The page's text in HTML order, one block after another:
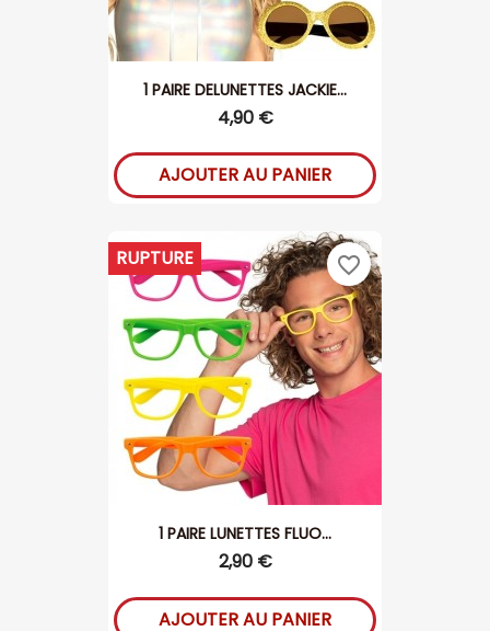
1 PAIRE DELUNETTES JACKIE...
4,90 €
AJOUTER AU PANIER
1 PAIRE LUNETTES FLUO...
2,90 €
RUPTURE
AJOUTER AU PANIER
favorite_border